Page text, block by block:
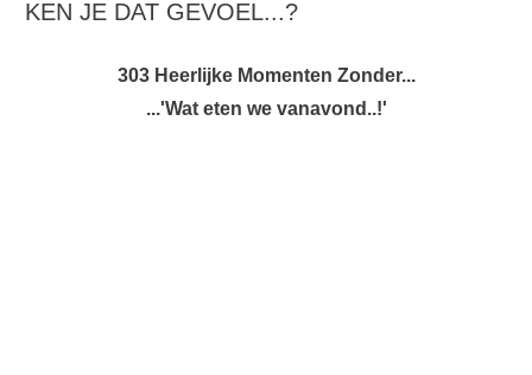
KEN JE DAT GEVOEL...?
303 Heerlijke Momenten Zonder...
...'Wat eten we vanavond..!'